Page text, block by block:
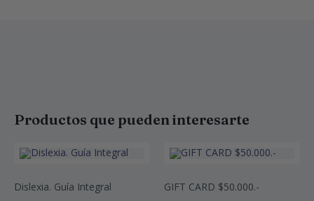
Productos que pueden interesarte
Dislexia. Guía Integral GIFT CARD $50.000.-